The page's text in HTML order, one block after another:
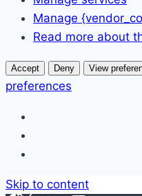
Manage
Read more about
Accept Deny View
preferences
Skip to content